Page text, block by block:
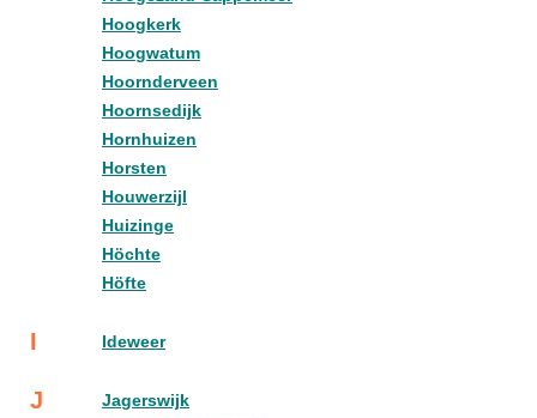
Hoogkerk
Hoogwatum
Hoornderveen
Hoornsedijk
Hornhuizen
Horsten
Houwerzijl
Huizinge
Höchte
Höfte
I Ideweer
J
Jagerswijk